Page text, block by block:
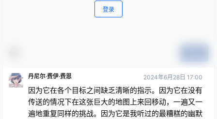
登录
丹尼尔·费伊·费恩 2024年6月28日 17:00
因为它在各个目标之间缺乏清晰的指示。因为它在没有
传送的情况下在这张巨大的地图上来回移动，一遍又一
遍地重复同样的挑战。因为它是我听过的最糟糕的幽默